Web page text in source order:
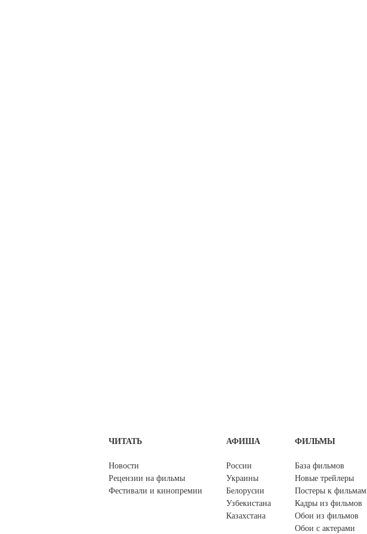
ЧИТАТЬ
Новости
Рецензии на фильмы
Фестивали и кинопремии
АФИША
России
Украины
Белорусии
Узбекистана
Казахстана
ФИЛЬМЫ
База фильмов
Новые трейлеры
Постеры к фильмам
Кадры из фильмов
Обои из фильмов
Обои с актерами